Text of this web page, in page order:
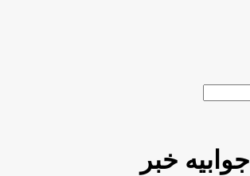
جوابیه خبر